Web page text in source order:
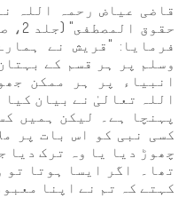
قاضی عیاض رحمہ اللہ
فرمایا: "قریش نے
وسلم پر ہر قسم کے
انبیاء پر ہر ممکن
اللہ تعالیٰ نے بیان
پہنچا ہے۔ لیکن ہمیں
کسی نبی کو اس بات پر
چھوڑ دیا یا وہ ترک دیا
تھا۔ اگر ایسا ہوتا تو
کہتے کہ تم نے اپنا